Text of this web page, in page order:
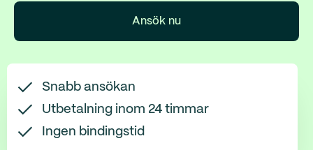
Ansök nu
Snabb ansökan
Utbetalning inom 24 timmar
Ingen bindingstid